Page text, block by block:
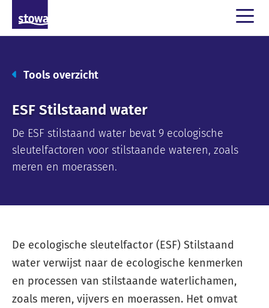
Tools overzicht
ESF Stilstaand water
De ESF stilstaand water bevat 9 ecologische
sleutelfactoren voor stilstaande wateren, zoals
meren en moerassen.
De ecologische sleutelfactor (ESF) Stilstaand
water verwijst naar de ecologische kenmerken
en processen van stilstaande waterlichamen,
zoals meren, vijvers en moerassen. Het omvat